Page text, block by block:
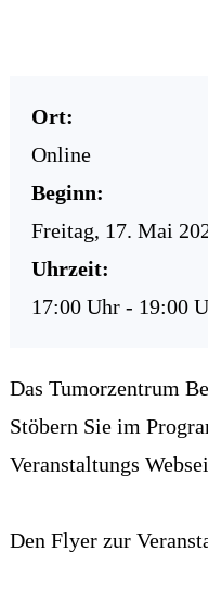
Ort:
Online
Beginn:
Freitag, 17. Mai
Uhrzeit:
17:00 Uhr - 19:00
Das Tumorzentrum
Stöbern Sie im
Veranstaltungs
Den Flyer zur